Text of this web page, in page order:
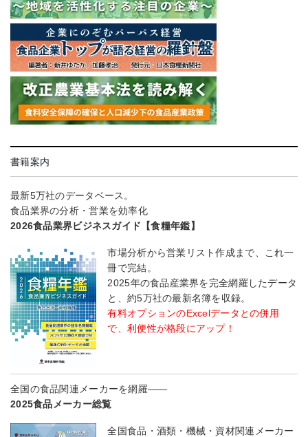
書籍案内
最新5万社のデータベース。
食品業界の分析・営業を効率化
2026食品業界ビジネスガイド【食糧年鑑】
市場分析から営業リスト作成まで、これ一
冊で完結。
2025年の食品産業界を完全網羅したデータ
と、約5万社の最新名簿を収録。
有料オプションのExcelデータとの併用
で、利便性が格段にアップ！
全国の食品関連メーカーを網羅――
2025食品メーカー総覧
全国食品・酒類・機械・資材関連メーカー